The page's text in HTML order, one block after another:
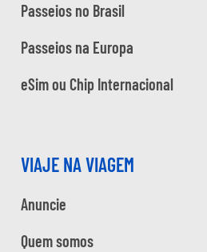
Passeios no Brasil
Passeios na Europa
eSim ou Chip Internacional
VIAJE NA VIAGEM
Anuncie
Quem somos